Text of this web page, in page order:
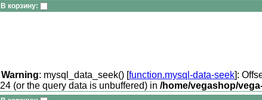
В корзину:
Warning: mysql_data_seek() [function.mysql-data-seek]:
24 (or the query data is unbuffered) in /home/vegashop/